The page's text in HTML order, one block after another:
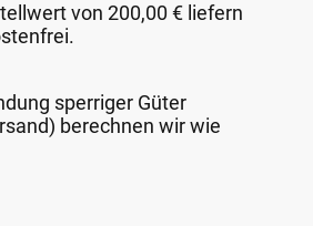
von 200,00 € liefern
sperriger Güter
berechnen wir wie